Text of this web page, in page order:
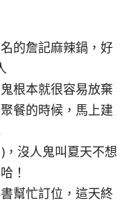
的詹記麻辣鍋，好
根本就很容易放棄
餐的時候，馬上建
沒人鬼叫夏天不想
！
幫忙訂位，這天終